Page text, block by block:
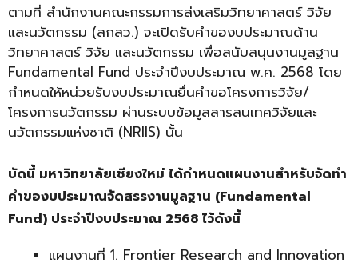
ตามที่ สำนักงานคณะกรรมการส่งเสริมวิทยาศาสตร์ วิจัย
และนวัตกรรม (สกสว.) จะเปิดรับคำของบประมาณด้าน
วิทยาศาสตร์ วิจัย และนวัตกรรม เพื่อสนับสนุนงานมูลฐาน
Fundamental Fund ประจำปีงบประมาณ พ.ศ. 2568 โดย
กำหนดให้หน่วยรับงบประมาณยื่นคำขอโครงการวิจัย/
โครงการนวัตกรรม ผ่านระบบข้อมูลสารสนเทศวิจัยและ
นวัตกรรมแห่งชาติ (NRIIS) นั้น
บัดนี้ มหาวิทยาลัยเชียงใหม่ ได้กำหนดแผนงานสำหรับจัดทำ
คำของบประมาณจัดสรรงานมูลฐาน (Fundamental
Fund) ประจำปีงบประมาณ 2568 ไว้ดังนี้
แผนงานที่ 1. Frontier Research and Innovation